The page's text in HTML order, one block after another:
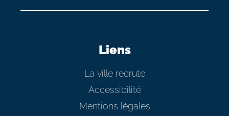
Liens
La ville recrute
Accessibilité
Mentions légales